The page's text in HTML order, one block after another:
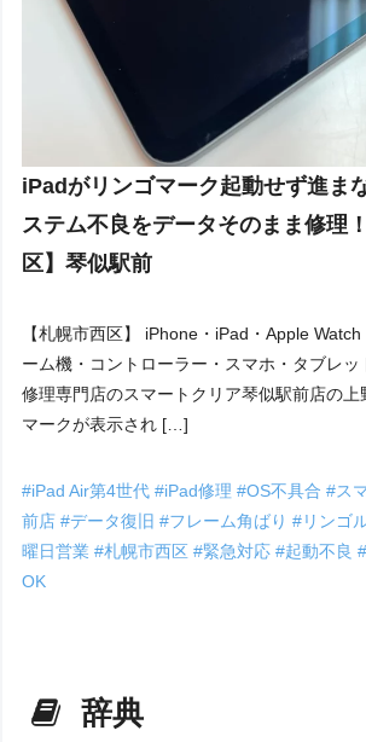
iPadがリンゴマーク起動せず進ま
ステム不良をデータそのまま修理
区】琴似駅前
【札幌市西区】 iPhone・iPad・Apple
ーム機・コントローラー・スマホ・タブレ
修理専門店のスマートクリア琴似駅前店の
マークが表示され […]
#iPad Air第4世代#iPad修理#OS不具合#ス
前店#データ復旧#フレーム角ばり#リンゴ
曜日営業#札幌市西区#緊急対応#起動不良
OK
辞典